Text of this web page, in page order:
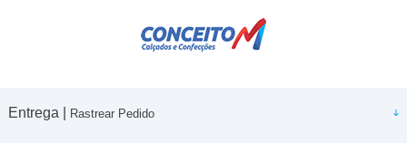
Entrega | Rastrear Pedido